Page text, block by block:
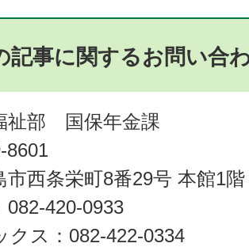
記事に関するお問い合
祉部 国保年金課
8601
市西条栄町8番29号 本館1階
082-420-0933
クス：082-422-0334